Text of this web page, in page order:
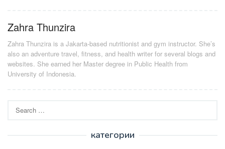
Zahra Thunzira
Zahra Thunzira is a Jakarta-based nutritionist and gym instructor. She’s
also an adventure travel, fitness, and health writer for several blogs and
websites. She earned her Master degree in Public Health from
University of Indonesia.
for:
категории